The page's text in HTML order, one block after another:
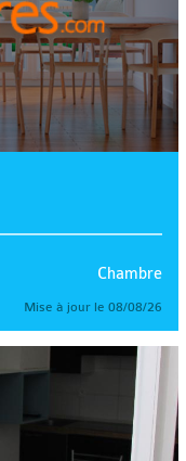
Chambre
Mise à jour le 08/08/26